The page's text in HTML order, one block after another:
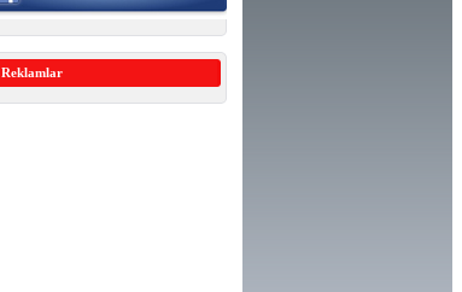
Reklamlar